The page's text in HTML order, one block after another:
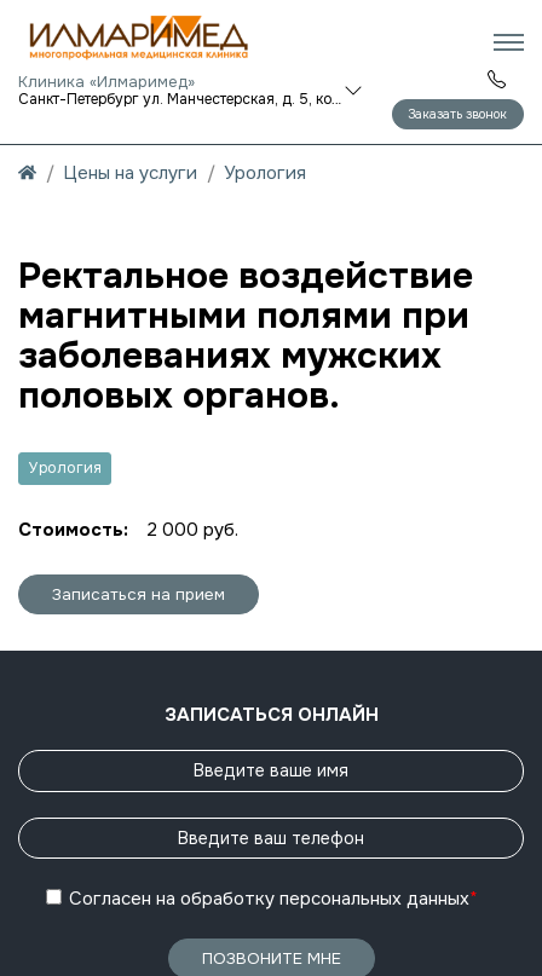
Клиника «Илмаримед»
Санкт-Петербург ул. Манчестерская, д. 5, корп. 1
Заказать звонок
Цены на услуги Урология
Ректальное воздействие
магнитными полями при
заболеваниях мужских
половых органов.
Урология
Стоимость: 2 000 руб.
Записаться на прием
ЗАПИСАТЬСЯ ОНЛАЙН
Согласен на обработку персональных данных*
ПОЗВОНИТЕ МНЕ